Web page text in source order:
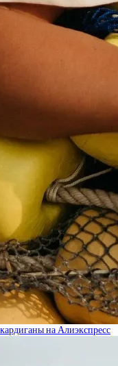
на Алиэкспресс